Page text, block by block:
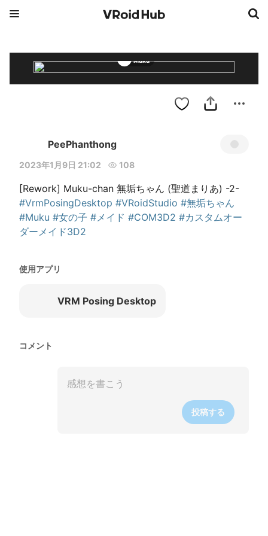
Muku
PeePhanthong
2023年1月9日 21:02 108
#VrmPosingDesktop #VRoidStudio #無垢ちゃん
#Muku #女の子 #メイド #COM3D2 #カスタムオー
ダーメイド3D2
使用アプリ
VRM Posing Desktop
コメント
投稿する